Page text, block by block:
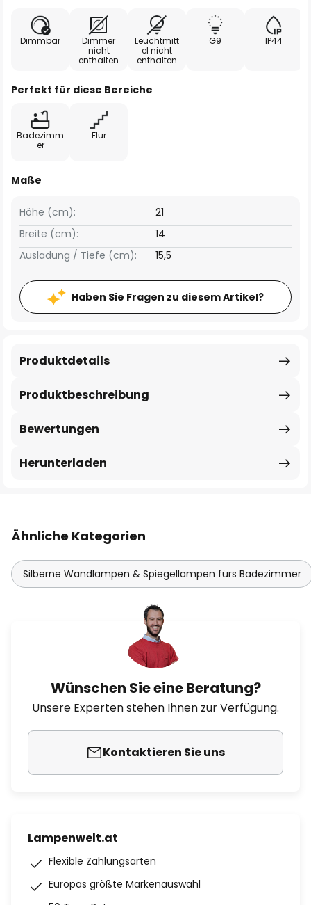
Dimmbar
Dimmer
nicht
enthalten
Leuchtmitt
el nicht
enthalten
G9 IP44
Perfekt für diese Bereiche
Badezimm
er
Flur
Maße
Breite (cm): 14
Höhe (cm): 21
Ausladung / Tiefe (cm): 15,5
Haben Sie Fragen zu diesem Artikel?
Produktbeschreibung
Produktdetails
Bewertungen
Herunterladen
Ähnliche Kategorien
Silberne Wandlampen & Spiegellampen fürs Badezimmer
Wünschen Sie eine Beratung?
Unsere Experten stehen Ihnen zur Verfügung.
Kontaktieren Sie uns
Lampenwelt.at
Flexible Zahlungsarten
Europas größte Markenauswahl